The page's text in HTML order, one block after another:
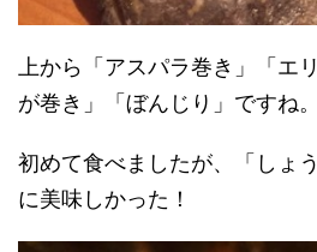
上から「アスパラ巻き」「エ
が巻き」「ぼんじり」ですね。
初めて食べましたが、「しょ
に美味しかった！